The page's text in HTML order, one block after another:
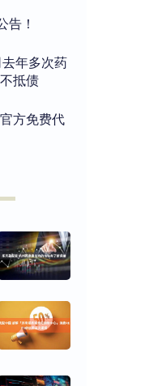
告！
年多次药
抵债
方免费代